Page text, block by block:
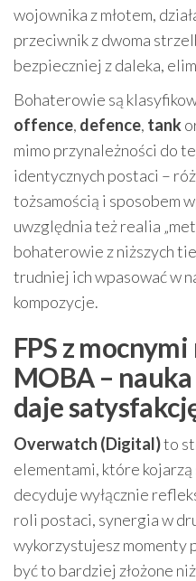
wojownika z młotem,
przeciwnik z dwoma
bezpieczniej z daleka,
Bohaterowie są
offence, defence, tank
mimo przynależności do
identycznych postaci –
tożsamością i sposobem
uwzględnia też realia
bohaterowie z niższych
trudniej ich wpasować w
kompozycje.
FPS z
MOBA –
daje
Overwatch (Digital)to
elementami, które
decyduje wyłącznie
roli postaci, synergia w
wykorzystujesz momenty
być to bardziej złożone